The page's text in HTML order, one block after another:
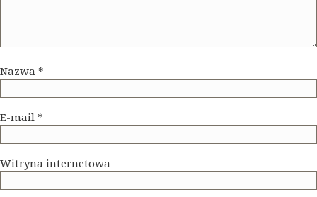
Nazwa *
E-mail *
Witryna internetowa